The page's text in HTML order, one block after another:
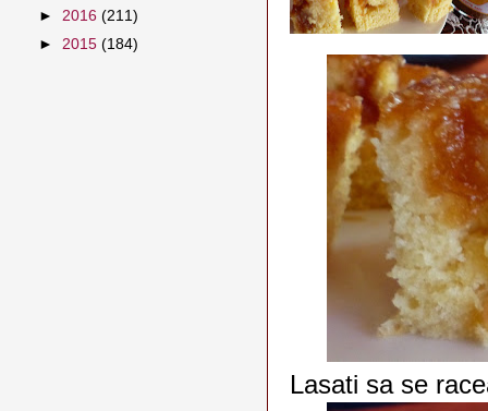
Lasati sa se
► 2016 (211)
► 2015 (184)